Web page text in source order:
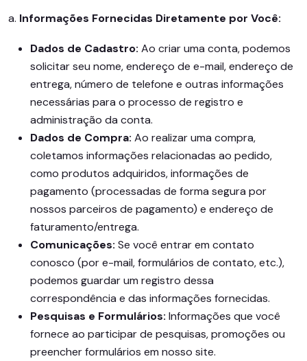
a. Informações Fornecidas Diretamente por Você:
Dados de Cadastro: Ao criar uma conta, podemos
solicitar seu nome, endereço de e-mail, endereço de
entrega, número de telefone e outras informações
necessárias para o processo de registro e
administração da conta.
Dados de Compra: Ao realizar uma compra,
coletamos informações relacionadas ao pedido,
como produtos adquiridos, informações de
pagamento (processadas de forma segura por
nossos parceiros de pagamento) e endereço de
faturamento/entrega.
Comunicações: Se você entrar em contato
conosco (por e-mail, formulários de contato, etc.),
podemos guardar um registro dessa
correspondência e das informações fornecidas.
Pesquisas e Formulários: Informações que você
fornece ao participar de pesquisas, promoções ou
preencher formulários em nosso site.